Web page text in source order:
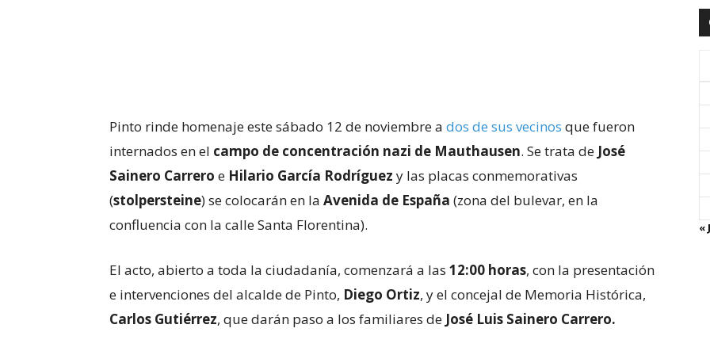
Pinto rinde homenaje este sábado 12 de noviembre a dos de sus vecinos que fueron
internados en el campo de concentración nazi de Mauthausen. Se trata de José
Sainero Carrero e Hilario García Rodríguez y las placas conmemorativas
(stolpersteine) se colocarán en la Avenida de España (zona del bulevar, en la
confluencia con la calle Santa Florentina).
El acto, abierto a toda la ciudadanía, comenzará a las 12:00 horas, con la presentación
e intervenciones del alcalde de Pinto, Diego Ortiz, y el concejal de Memoria Histórica,
Carlos Gutiérrez, que darán paso a los familiares de José Luis Sainero Carrero.
«